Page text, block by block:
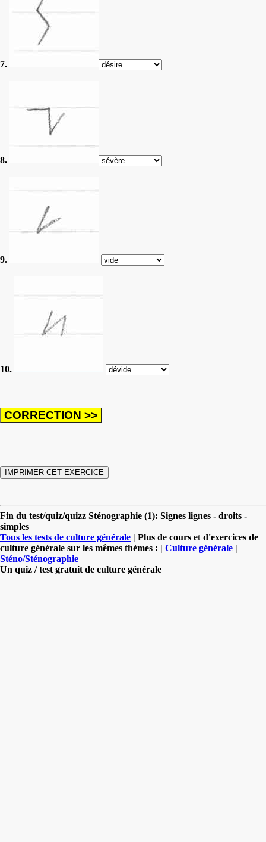
7.
8.
9.
10.
Fin du test/quiz/quizz Sténographie (1): Signes lignes - droits -
simples
Tous les tests de culture générale | Plus de cours et d'exercices de
culture générale sur les mêmes thèmes : | Culture générale |
Sténo/Sténographie
Un quiz / test gratuit de culture générale